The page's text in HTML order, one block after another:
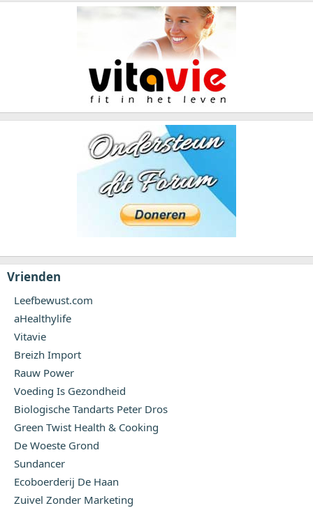
Vrienden
Leefbewust.com
aHealthylife
Vitavie
Breizh Import
Rauw Power
Voeding Is Gezondheid
Biologische Tandarts Peter Dros
Green Twist Health & Cooking
De Woeste Grond
Sundancer
Ecoboerderij De Haan
Zuivel Zonder Marketing